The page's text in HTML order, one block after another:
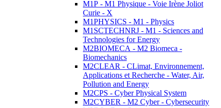
M1P - M1 Physique - Voie Irène Joliot
Curie - X
M1PHYSICS - M1 - Physics
M1SCTECHNRJ - M1 - Sciences and
Technologies for Energy
M2BIOMECA - M2 Biomeca -
Biomechanics
M2CLEAR - CLimat, Environnement,
Applications et Recherche - Water, Air,
Pollution and Energy
M2CPS - Cyber Physical System
M2CYBER - M2 Cyber - Cybersecurity